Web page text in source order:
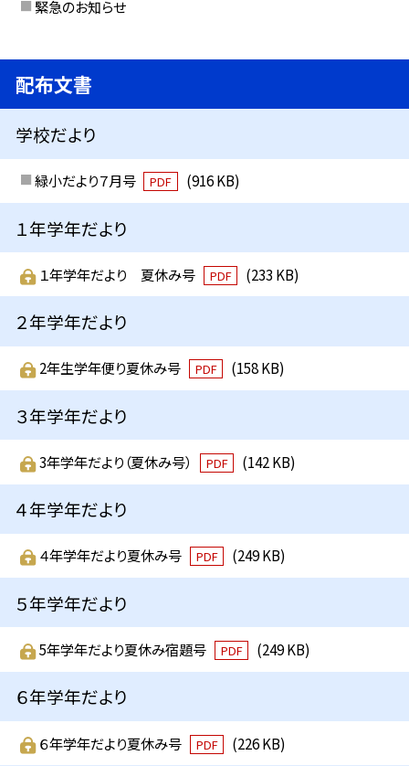
緊急のお知らせ
配布文書
学校だより
緑小だより７月号 PDF (916 KB)
１年学年だより
１年学年だより 夏休み号 PDF (233 KB)
２年学年だより
2年生学年便り夏休み号 PDF (158 KB)
３年学年だより
3年学年だより（夏休み号） PDF (142 KB)
４年学年だより
４年学年だより夏休み号 PDF (249 KB)
５年学年だより
5年学年だより夏休み宿題号 PDF (249 KB)
６年学年だより
６年学年だより夏休み号 PDF (226 KB)